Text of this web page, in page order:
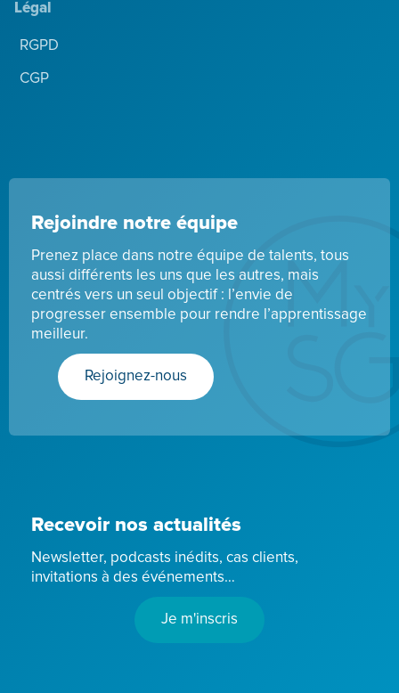
Légal
RGPD
CGP
Rejoindre notre équipe
Prenez place dans notre équipe de talents, tous
aussi différents les uns que les autres, mais
centrés vers un seul objectif : l’envie de
progresser ensemble pour rendre l’apprentissage
meilleur.
Rejoignez-nous
Recevoir nos actualités
Newsletter, podcasts inédits, cas clients,
invitations à des événements…
Je m'inscris